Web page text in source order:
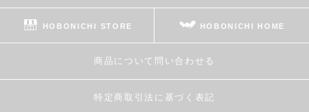
HOBONICHI STORE HOBONICHI HOME
商品について問い合わせる
特定商取引法に基づく表記